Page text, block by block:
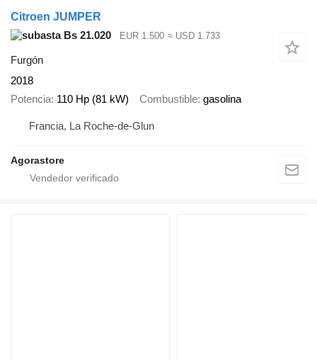
Citroen JUMPER
Bs 21.020
EUR 1.500 ≈ USD 1.733
Furgón
2018
Potencia 110 Hp (81 kW) Combustible gasolina
Francia, La Roche-de-Glun
Agorastore